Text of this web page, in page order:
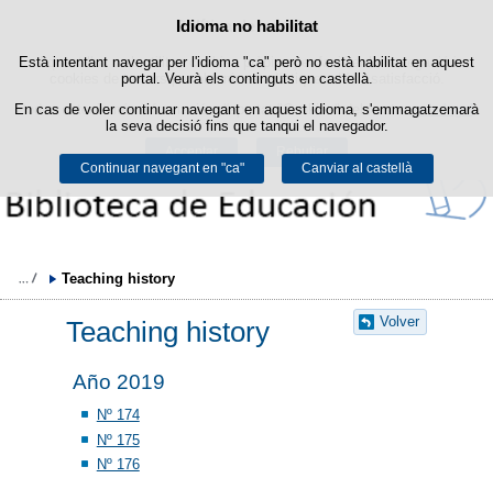
Política de cookies
Aquest lloc web utilitza cookies pròpies per facilitar la navegació i
cookies de tercers per obtenir estadístiques d'ús i satisfacció.
Podeu obtenir més informació a l'apartat "Cookies" del nostreavís legal.
Acceptar Rebutjar
Idioma no habilitat
Està intentant navegar per l'idioma "ca" però no està habilitat en aquest
portal. Veurà els continguts en castellà.
En cas de voler continuar navegant en aquest idioma, s'emmagatzemarà
la seva decisió fins que tanqui el navegador.
Continuar navegant en "ca" Canviar al castellà
Passar al contingut
Teaching history
Volver
Teaching history
Año 2019
Nº 174
Nº 175
Nº 176